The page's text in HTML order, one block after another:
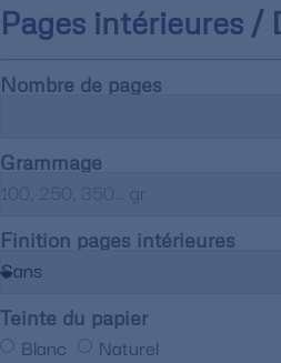
Pages intérieures /
Nombre de pages
Grammage
Finition pages intérieures
Teinte du papier
Blanc Naturel